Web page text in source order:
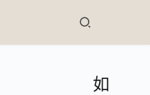
如